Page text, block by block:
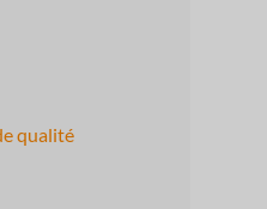
qualité